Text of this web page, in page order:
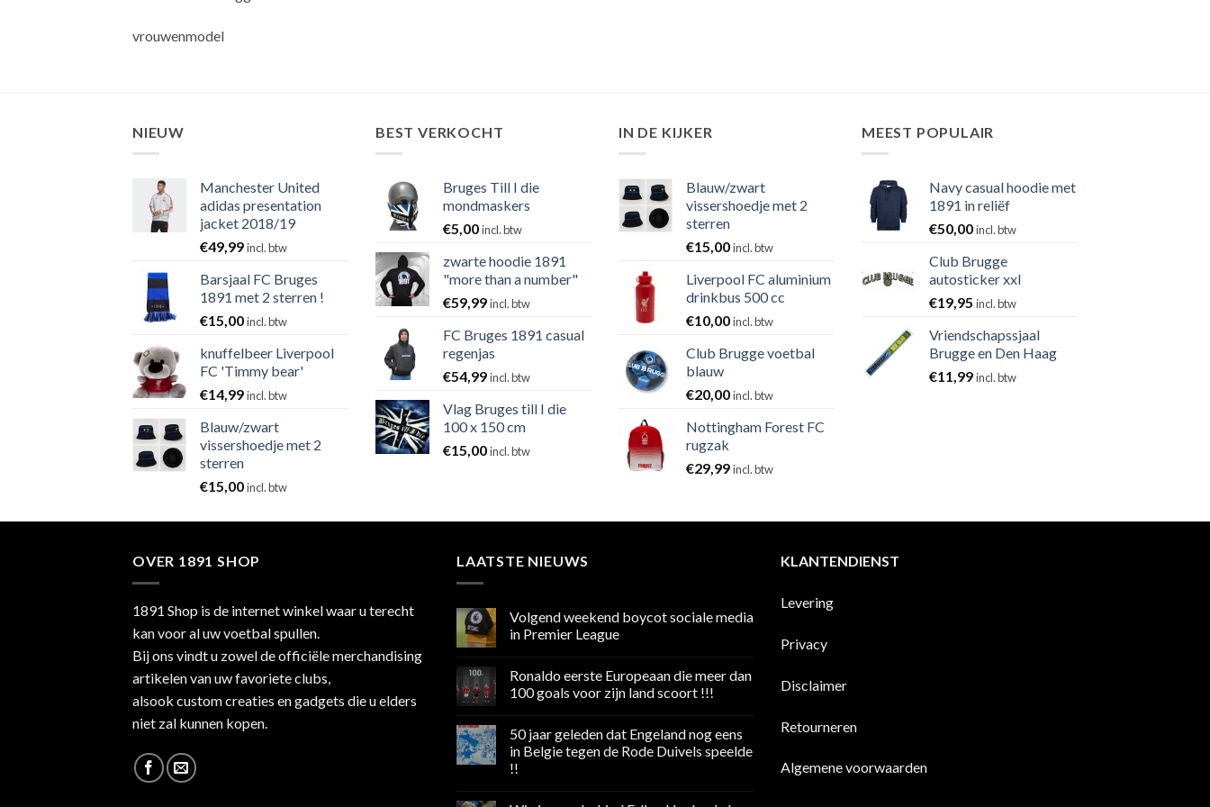
vrouwenmodel
NIEUW
Manchester United
adidas presentation
jacket 2018/19
€49,99incl. btw
Barsjaal FC Bruges
1891 met 2 sterren !
€15,00incl. btw
knuffelbeer Liverpool
FC 'Timmy bear'
€14,99incl. btw
Blauw/zwart
vissershoedje met 2
sterren
€15,00incl. btw
BEST VERKOCHT
Bruges Till I die
mondmaskers
€5,00incl. btw
zwarte hoodie 1891
"more than a number"
€59,99incl. btw
FC Bruges 1891 casual
regenjas
€54,99incl. btw
Vlag Bruges till I die
100 x 150 cm
€15,00incl. btw
IN DE KIJKER
Blauw/zwart
vissershoedje met 2
sterren
€15,00incl. btw
Liverpool FC aluminium
drinkbus 500 cc
€10,00incl. btw
Club Brugge voetbal
blauw
€20,00incl. btw
Nottingham Forest FC
rugzak
€29,99incl. btw
MEEST POPULAIR
Navy casual hoodie met
1891 in reliëf
€50,00incl. btw
Club Brugge
autosticker xxl
€19,95 incl. btw
Vriendschapssjaal
Brugge en Den Haag
€11,99incl. btw
OVER 1891 SHOP
1891 Shop is de internet winkel waar u terecht
kan voor al uw voetbal spullen.
Bij ons vindt u zowel de officiële merchandising
artikelen van uw favoriete clubs,
alsook custom creaties en gadgets die u elders
niet zal kunnen kopen.
LAATSTE NIEUWS
Volgend weekend boycot sociale media
in Premier League
op
Volgend
weekend
media
in
Premier
League
Ronaldo eerste Europeaan die meer dan
100 goals voor zijn land scoort !!!
op
Ronaldo
eerste
Europeaan
dan
50 jaar geleden dat Engeland nog eens
in Belgie tegen de Rode Duivels speelde
!!
KLANTENDIENST
Levering
Privacy
Disclaimer
Retourneren
Algemene voorwaarden